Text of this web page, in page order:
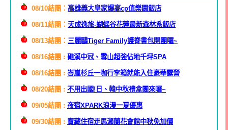
08/10結團： 高雄義大皇家爆高cp值樂園飯店
08/11結團： 天成逸旅-蝴蝶谷花蓮最新森林系飯店
08/13結團： 三麗鷗Tiger Family護脊書包開團囉~
08/16結團 : 礁溪中冠、雪山超強佔地千坪SPA
08/16結團 : 峇嵐杉丘一咖行李箱就能入住豪華露營
08/20結團 : 不用出國!日、韓中秋禮盒團來囉~
09/05結團 : 夜宿XPARK浪漫一夏優惠
09/30結團 : 寶藏住宿走馬瀨蘭花會館中秋免加價